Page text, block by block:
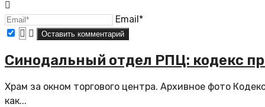
Email*
Синодальный отдел РПЦ: кодекс
Храм за окном торгового центра. Архивное фото
как...